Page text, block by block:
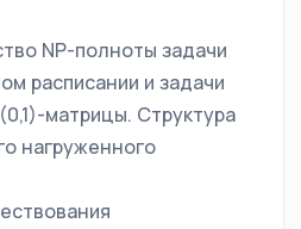
NP-полноты задачи
расписании и задачи
матрицы. Структура
нагруженного